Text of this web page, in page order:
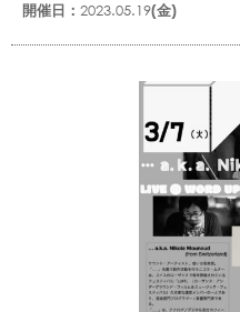
開催日： 2023.05.19(金)